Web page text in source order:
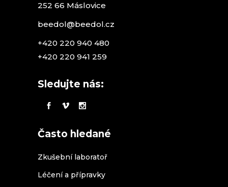
252 66 Máslovice
beedol@beedol.cz
+420 220 940 480
+420 220 941 259
Sledujte nás:
Často hledané
Zkušební laboratoř
Léčení a přípravky